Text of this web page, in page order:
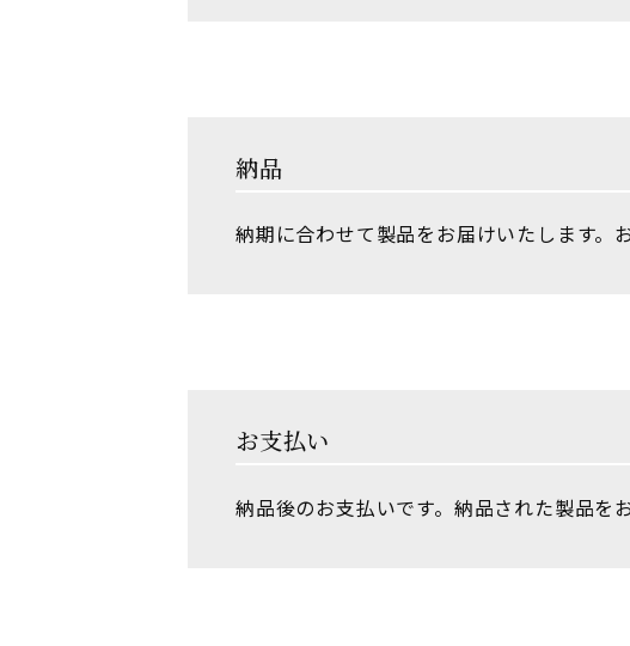
納品
納期に合わせて製品をお届けいたします。
お支払い
納品後のお支払いです。納品された製品を